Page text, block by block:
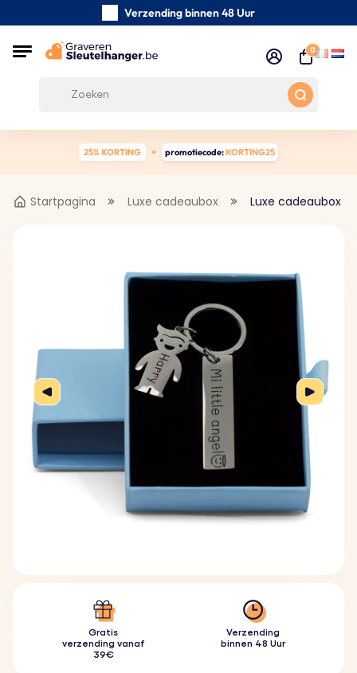
Verzending binnen 48 Uur
Klanten Beoordelingen:
0/5
0
25% KORTING promotiecode:KORTING25
Startpagina Luxe cadeaubox Luxe cadeaubox
Gratis
verzending vanaf
39€
Verzending
binnen 48 Uur